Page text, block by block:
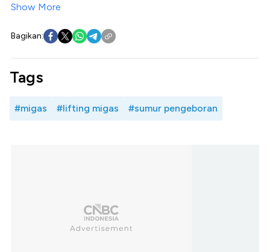
Show More
Bagikan:
Tags
#migas #lifting migas #sumur pengeboran